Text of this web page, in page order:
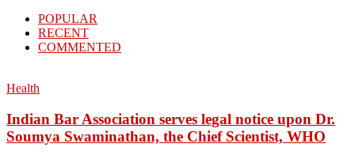
POPULAR
RECENT
COMMENTED
Health
Indian Bar Association serves legal notice upon Dr.
Soumya Swaminathan, the Chief Scientist, WHO